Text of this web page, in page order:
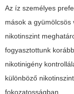
Az íz személyes
mások a gyümölcsös
nikotinszint
fogyasztottunk
nikotinigény
különböző
fokozatosságban.